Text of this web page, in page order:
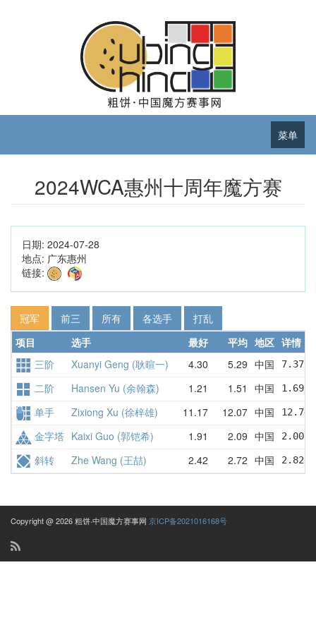
菜单
2024WCA惠州十周年魔方赛
日期: 2024-07-28
地点: 广东惠州
链接:
冠军 前三 所有 各选手
打乱
项目
选手 最好 平均 地区 详情
三阶
Xuanyi Geng (耿暄一) 4.30 5.29 中国 7.37
二阶 Hansen Yu (余翰森) 1.21 1.51 中国 1.69
单手 Zixiong Xu (徐梓雄) 11.17 12.07 中国
金字塔 Kaixi Guo (郭铠希) 1.91 2.09 中国 2.00
斜转 Zhe Wang (王喆) 2.42 2.72 中国 2.82
Copyright @ 2026 粗饼·中国魔方赛事网 京ICP备2021016168号